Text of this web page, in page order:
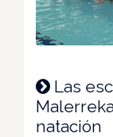
Las
natación